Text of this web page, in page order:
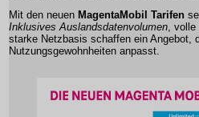
Mit den neuen MagentaMobil Tarifen
Inklusives Auslandsdatenvolumen, volle
starke Netzbasis schaffen ein Angebot,
Nutzungsgewohnheiten anpasst.